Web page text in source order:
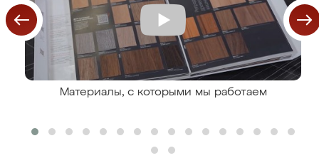
Материалы, с которыми мы работаем